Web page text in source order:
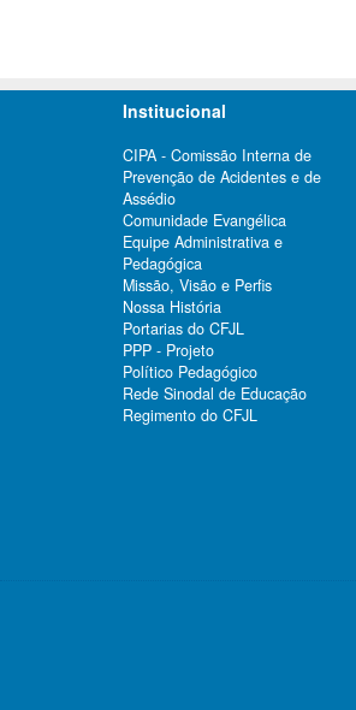
Institucional
CIPA - Comissão Interna de
Prevenção de Acidentes e de
Assédio
Comunidade Evangélica
Equipe Administrativa e
Pedagógica
Missão, Visão e Perfis
Nossa História
Portarias do CFJL
PPP - Projeto
Político Pedagógico
Rede Sinodal de Educação
Regimento do CFJL